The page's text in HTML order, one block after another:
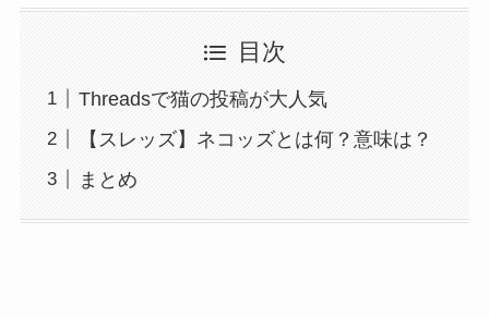
目次
Threadsで猫の投稿が大人気
【スレッズ】ネコッズとは何？意味は？
まとめ